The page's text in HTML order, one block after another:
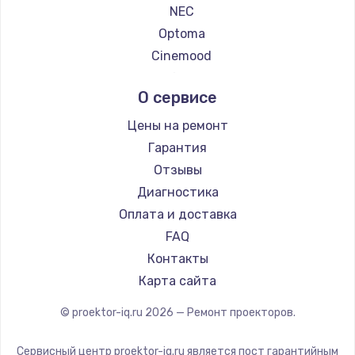
Ремонт капиллярной трубки
Заказать
Ремонт электропроводки
820 руб.
Заказать
Замена панели управления
1240 руб.
Заказать
1450 руб.
NEC
Optoma
Cinemood
Barco
Xgimi
Canon
JVC
Casio
Hiper
HITACHI
Panasonic
Hisense
О сервисе
Цены на ремонт
Гарантия
Отзывы
Диагностика
Оплата и доставка
FAQ
Контакты
Карта сайта
© proektor-iq.ru 2026 — Ремонт проекторов.
Сервисный центр proektor-iq.ru является пост гарантийным